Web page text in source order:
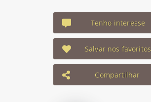
Tenho interesse
Salvar nos favoritos
Compartilhar